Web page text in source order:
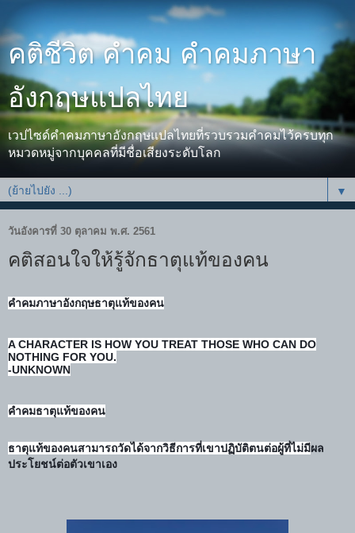
คติชีวิต คำคม คำคมภาษา
อังกฤษแปลไทย
เวปไซด์คำคมภาษาอังกฤษแปลไทยที่รวบรวมคำคมไว้ครบทุก
หมวดหมู่จากบุคคลที่มีชื่อเสียงระดับโลก
▼
วันอังคารที่ 30 ตุลาคม พ.ศ. 2561
คติสอนใจให้รู้จักธาตุแท้ของคน
คำคมภาษาอังกฤษธาตุแท้ของคน
A CHARACTER IS HOW YOU TREAT THOSE WHO CAN DO
NOTHING FOR YOU.
-UNKNOWN
คำคมธาตุแท้ของคน
ธาตุแท้ของคนสามารถวัดได้จากวิธีการที่เขาปฏิบัติตนต่อผู้ที่ไม่มีผล
ประโยชน์ต่อตัวเขาเอง